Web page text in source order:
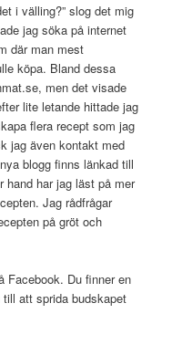
i välling?” slog det mig
jag söka på internet
där man mest
köpa. Bland dessa
men det visade
lite letande hittade jag
flera recept som jag
jag även kontakt med
blogg finns länkad till
hand har jag läst på mer
Jag rådfrågar
på gröt och
Facebook. Du finner en
till att sprida budskapet